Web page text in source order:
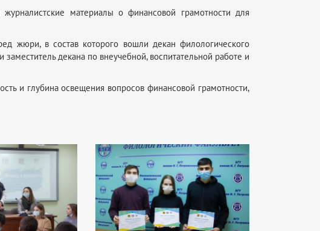
журналистские материалы о финансовой грамотности для
жюри, в состав которого вошли декан филологического
заместитель декана по внеучебной, воспитательной работе и
и глубина освещения вопросов финансовой грамотности,